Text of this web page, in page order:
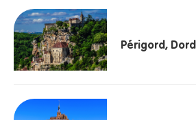
Périgord,